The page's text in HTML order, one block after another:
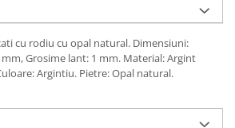
cu rodiu cu opal natural. Dimensiuni:
Grosime lant: 1 mm. Material: Argint
Argintiu. Pietre: Opal natural.